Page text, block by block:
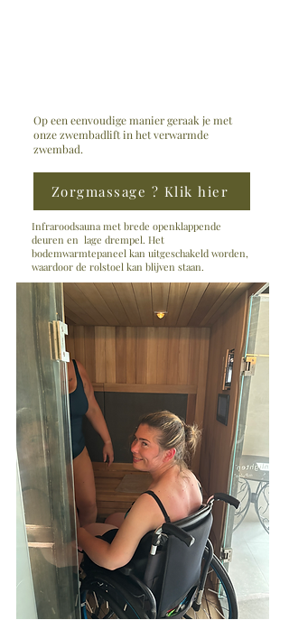
Op een eenvoudige manier geraak je met
onze zwembadlift in het verwarmde
zwembad.
Zorgmassage ? Klik hier
Infraroodsauna met brede openklappende
deuren en lage drempel. Het
bodemwarmtepaneel kan uitgeschakeld worden,
waardoor de rolstoel kan blijven staan.